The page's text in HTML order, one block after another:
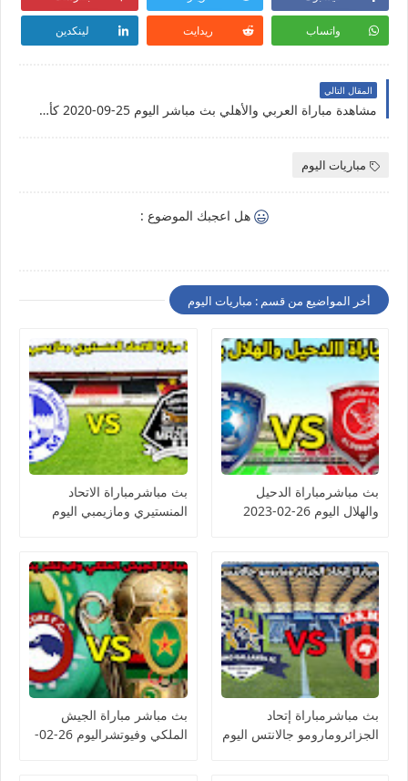
واتساب ريدايت لينكدين
المقال التالي
مشاهدة مباراة العربي والأهلي بث مباشر اليوم 25-09-2020 كأس أُريدُ
مباريات اليوم
هل اعجبك الموضوع :
أخر المواضيع من قسم : مباريات اليوم
بث مباشرمباراة الدحيل
والهلال اليوم 26-02-2023
بث مباشرمباراة الاتحاد
المنستيري ومازيمبي اليوم
بث مباشرمباراة إتحاد
الجزائرومارومو جالانتس اليوم
بث مباشر مباراة الجيش
الملكي وفيوتشراليوم 26-02-